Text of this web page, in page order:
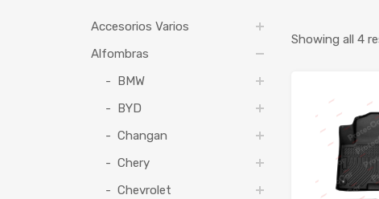
Showing all 4
Accesorios Varios
Alfombras
BMW
BYD
Changan
Chery
Chevrolet